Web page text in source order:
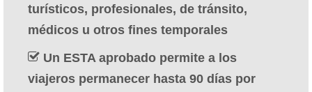
Deutsch(Alemán
Ελληνικά(Griego
עברית(Hebreo)
turísticos, profesionales, de tránsito,
médicos u otros fines temporales
Un ESTA aprobado permite a los
viajeros permanecer hasta 90 días por